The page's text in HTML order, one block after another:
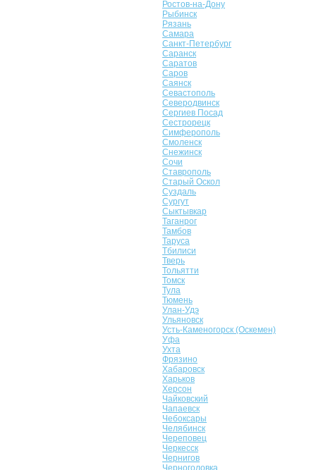
Ростов-на-Дону
Рыбинск
Рязань
Самара
Санкт-Петербург
Саранск
Саратов
Саров
Саянск
Севастополь
Северодвинск
Сергиев Посад
Сестрорецк
Симферополь
Смоленск
Снежинск
Сочи
Ставрополь
Старый Оскол
Суздаль
Сургут
Сыктывкар
Таганрог
Тамбов
Таруса
Тбилиси
Тверь
Тольятти
Томск
Тула
Тюмень
Улан-Удэ
Ульяновск
Усть-Каменогорск (Оскемен)
Уфа
Ухта
Фрязино
Хабаровск
Харьков
Херсон
Чайковский
Чапаевск
Чебоксары
Челябинск
Череповец
Черкесск
Чернигов
Черноголовка